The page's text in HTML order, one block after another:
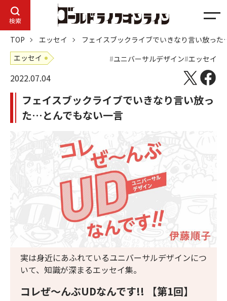
検索
メ
ニ
ュ
ー
TOP エッセイ
フェイスブックライブでいきなり言い放っ
エッセイ
ユニバーサルデザイン エッセイ
2022.07.04
フェイスブックライブでいきなり言い放っ
た…とんでもない一言
コレぜ～んぶUDなんです!! 【第1回】
実は身近にあふれているユニバーサルデザインにつ
いて、知識が深まるエッセイ集。